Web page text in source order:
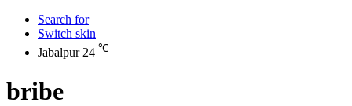
Search for
Switch skin
Jabalpur 24 ℃
bribe